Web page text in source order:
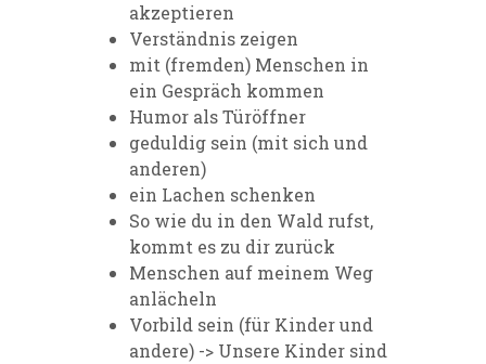
akzeptieren
Verständnis zeigen
mit (fremden) Menschen in
ein Gespräch kommen
Humor als Türöffner
geduldig sein (mit sich und
anderen)
ein Lachen schenken
So wie du in den Wald rufst,
kommt es zu dir zurück
Menschen auf meinem Weg
anlächeln
Vorbild sein (für Kinder und
andere) -> Unsere Kinder sind